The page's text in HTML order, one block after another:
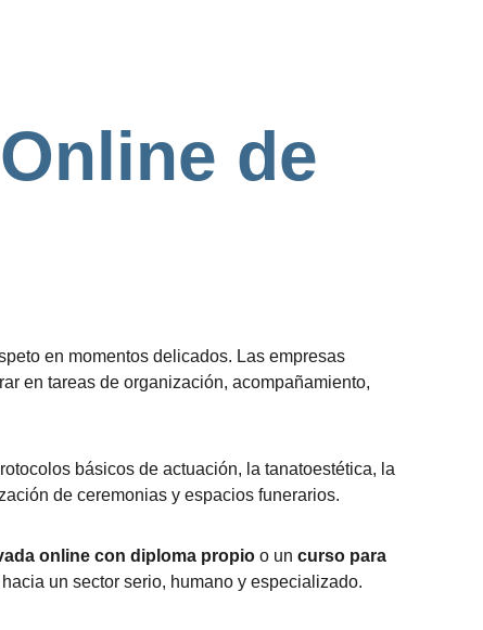
de
en momentos delicados. Las empresas
en tareas de organización, acompañamiento,
básicos de actuación, la tanatoestética, la
de ceremonias y espacios funerarios.
online con diploma propio o un curso para
un sector serio, humano y especializado.